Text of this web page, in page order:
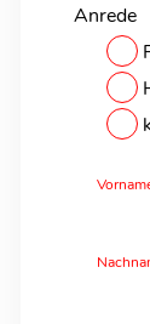
Anrede